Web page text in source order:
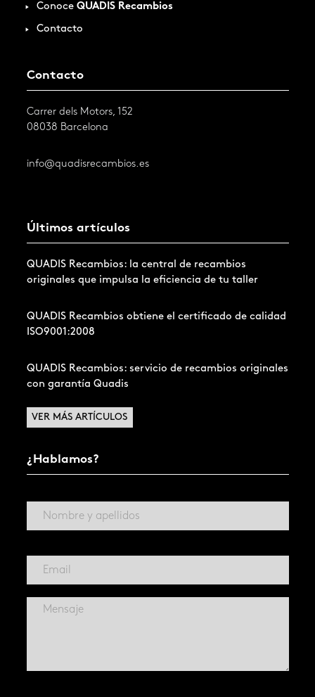
Conoce QUADIS Recambios
Contacto
Contacto
Carrer dels Motors, 152
08038 Barcelona
info@quadisrecambios.es
VER MÁS ARTÍCULOS
Últimos artículos
QUADIS Recambios: la central de recambios
originales que impulsa la eficiencia de tu taller
QUADIS Recambios obtiene el certificado de calidad
ISO9001:2008
QUADIS Recambios: servicio de recambios originales
con garantía Quadis
¿Hablamos?